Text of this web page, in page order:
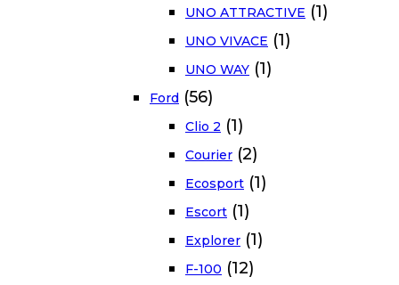
UNO ATTRACTIVE (1)
UNO VIVACE (1)
UNO WAY (1)
Ford (56)
Clio 2 (1)
Courier (2)
Ecosport (1)
Escort (1)
Explorer (1)
F-100 (12)